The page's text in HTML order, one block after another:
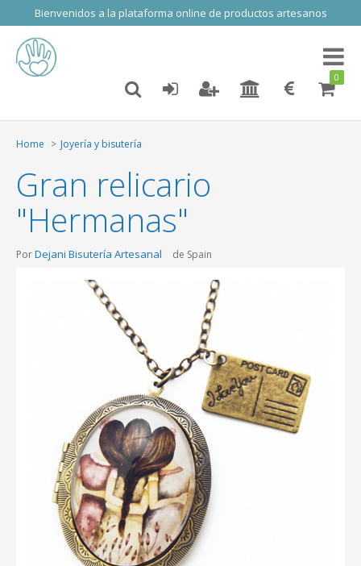
Bienvenidos a la plataforma online de productos artesanos
Toggle
0
Home Joyería y bisutería
Gran relicario
"Hermanas"
PorDejani Bisutería Artesanal de Spain